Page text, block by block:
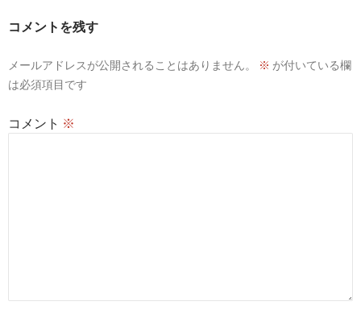
ョ
ン
コメントを残す
メールアドレスが公開されることはありません。 ※ が付いている欄
は必須項目です
コメント ※